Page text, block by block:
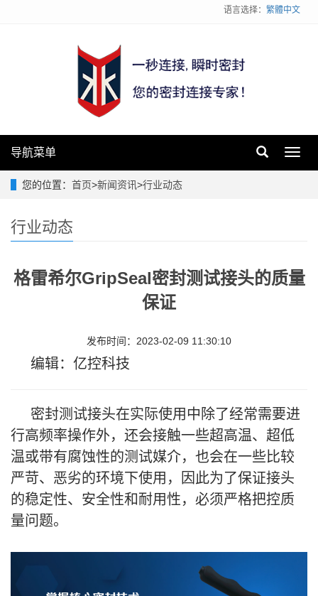
语言选择： 繁體中文
导航菜单
您的位置： 首页>新闻资讯>行业动态
行业动态
格雷希尔GripSeal密封测试接头的质量
保证
发布时间：2023-02-09 11:30:10
编辑：亿控科技
密封测试接头在实际使用中除了经常需要进
行高频率操作外，还会接触一些超高温、超低
温或带有腐蚀性的测试媒介，也会在一些比较
严苛、恶劣的环境下使用，因此为了保证接头
的稳定性、安全性和耐用性，必须严格把控质
量问题。